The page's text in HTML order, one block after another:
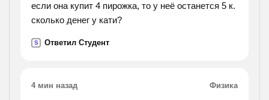
если она купит 4 пирожка, то у неё останется 5 к.
сколько денег у кати?
S Ответил Студент
4 мин назад Физика